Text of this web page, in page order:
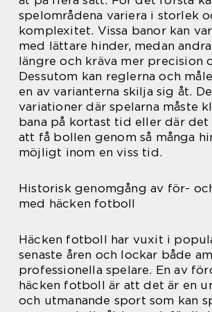
spelområdena variera i storlek
komplexitet. Vissa banor kan
med lättare hinder, medan
längre och kräva mer precision
Dessutom kan reglerna och
en av varianterna skilja sig åt.
variationer där spelarna måste
bana på kortast tid eller där det
att få bollen genom så många
möjligt inom en viss tid.
Historisk genomgång av för-
med häcken fotboll
Häcken fotboll har vuxit i
senaste åren och lockar både
professionella spelare. En av
häcken fotboll är att det är en
och utmanande sport som kan